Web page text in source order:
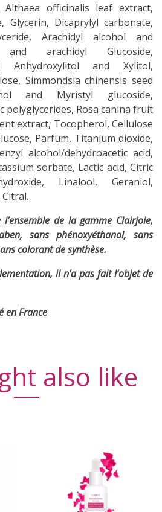
Althaea officinalis leaf extract,
Glycerin, Dicaprylyl carbonate,
Arachidyl alcohol and
arachidyl Glucoside,
Anhydroxylitol and Xylitol,
Simmondsia chinensis seed
and Myristyl glucoside,
polyglycerides, Rosa canina fruit
extract, Tocopherol, Cellulose
Parfum, Titanium dioxide,
alcohol/dehydroacetic acid,
sorbate, Lactic acid, Citric
Linalool, Geraniol,
l’ensemble de la gamme Clairjoie,
sans phénoxyéthanol, sans
colorant de synthèse.
il n’a pas fait l’objet de
en France
also like